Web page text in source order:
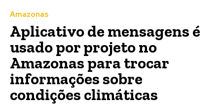
Amazonas
Aplicativo de mensagens é
usado por projeto no
Amazonas para trocar
informações sobre
condições climáticas